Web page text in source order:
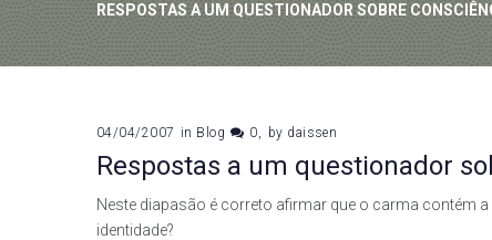
RESPOSTAS A UM QUESTIONADOR SOBRE
04/04/2007 in Blog 0 by daissen
Respostas a um questionador
Neste diapasão é correto afirmar que o carma contém
identidade?